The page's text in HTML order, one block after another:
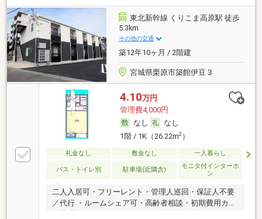
東北新幹線 くりこま高原駅 徒歩
5.3km
その他の交通
築12年10ヶ月 / 2階建
宮城県栗原市築館伊豆３
4.10万円
管理費4,000円
なし
なし
1階 / 1K（26.22m2）
礼金なし 敷金なし 一人暮らし
バス・トイレ別 駐車場(近隣含)
モニタ付インターホ
ン
二人入居可・フリーレント・管理人巡回・保証人不要
／代行 ・ルームシェア可・高齢者相談・初期費用カー
ド決済可